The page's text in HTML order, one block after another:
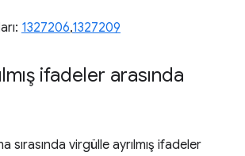
1327206,1327209
ifadeler arasında
sırasında virgülle ayrılmış ifadeler